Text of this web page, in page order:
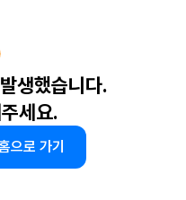
생했습니다.
세요.
으로 가기